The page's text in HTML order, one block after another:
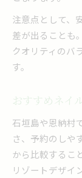
注意点として、
差が出ることも
クオリティのバ
す。
おすすめネイ
石垣島や恩納村
さ、予約のしや
から比較するこ
リゾートデザイ